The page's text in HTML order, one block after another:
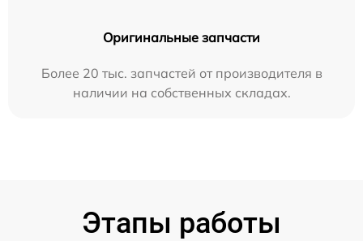
Оригинальные запчасти
Более 20 тыс. запчастей от производителя в
наличии на собственных складах.
Этапы работы